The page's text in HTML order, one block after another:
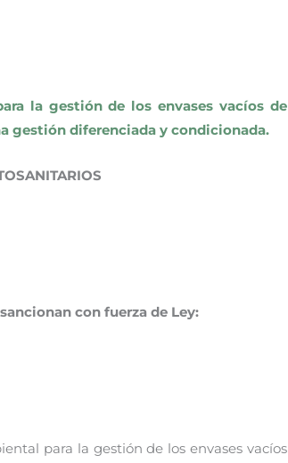
la gestión de los envases vacíos de
gestión diferenciada y condicionada.
con fuerza de Ley:
para la gestión de los envases vacíos